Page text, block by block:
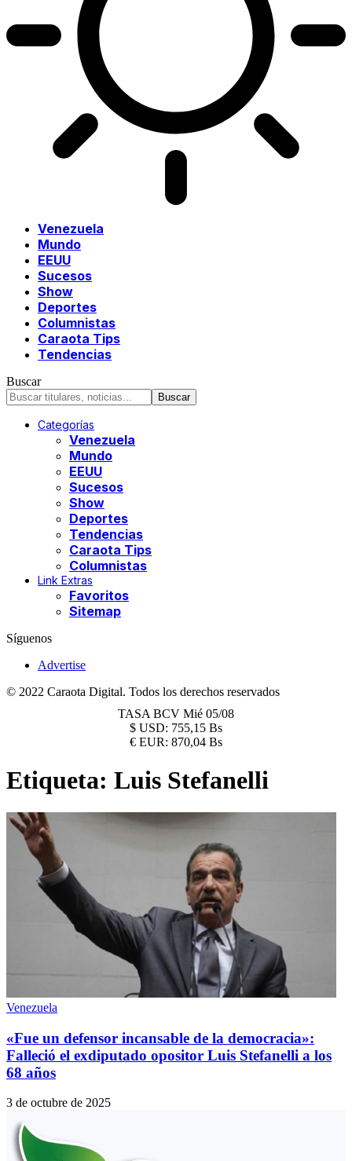
Venezuela
Mundo
EEUU
Sucesos
Show
Deportes
Columnistas
Caraota Tips
Tendencias
Buscar
Categorías
Venezuela
Mundo
EEUU
Sucesos
Show
Deportes
Tendencias
Caraota Tips
Columnistas
Link Extras
Favoritos
Sitemap
Síguenos
Advertise
© 2022 Caraota Digital. Todos los derechos reservados
TASA BCV Mié 05/08
$ USD: 755,15 Bs
€ EUR: 870,04 Bs
Etiqueta: Luis Stefanelli
Venezuela
«Fue un defensor incansable de la democracia»:
Falleció el exdiputado opositor Luis Stefanelli a los
68 años
3 de octubre de 2025